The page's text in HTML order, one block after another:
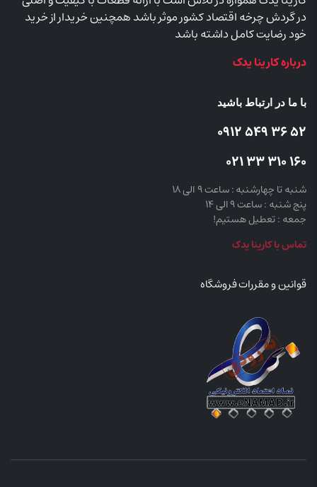
در گردش چرخه اقتصاد کشور موثر باشد همچنین خریدار از خرید
خود رضایت کامل داشته باشد
درباره کارینا یدک
با ما در ارتباط باشید
52 36 549 0912
160 310 33 021
شنبه تا چهارشنبه : ساعت 9 الی 18
پنج شنبه : ساعت 9 الی 14
جمعه : تعطیل هستیم!
تماس با کارینا یدک
قوانین و مقررات فروشگاه